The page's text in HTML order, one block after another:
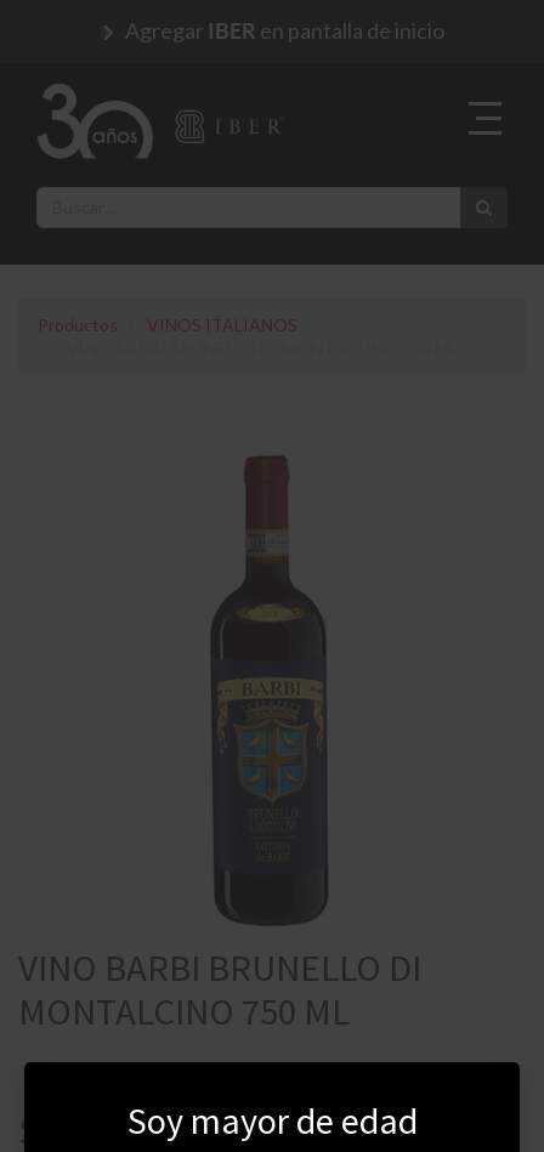
Agregar IBER en pantalla de inicio
Productos
VINOS ITALIANOS
VINO BARBI BRUNELLO DI
MONTALCINO 750 ML
$ 4800Soy mayor de edad